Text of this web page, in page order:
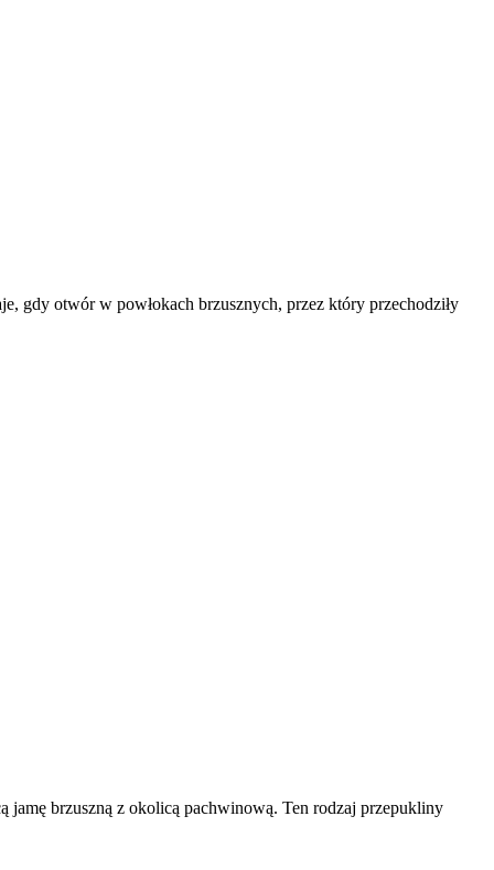
gdy otwór w powłokach brzusznych, przez który przechodziły
jamę brzuszną z okolicą pachwinową. Ten rodzaj przepukliny